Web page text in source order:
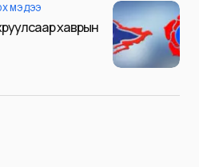
МЭДЭЭ
хаврын